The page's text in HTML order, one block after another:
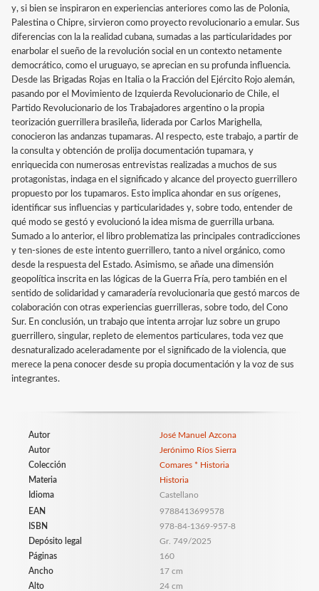
y, si bien se inspiraron en experiencias anteriores como las de Polonia,
Palestina o Chipre, sirvieron como proyecto revolucionario a emular. Sus
diferencias con la la realidad cubana, sumadas a las particularidades por
enarbolar el sueño de la revolución social en un contexto netamente
democrático, como el uruguayo, se aprecian en su profunda influencia.
Desde las Brigadas Rojas en Italia o la Fracción del Ejército Rojo alemán,
pasando por el Movimiento de Izquierda Revolucionario de Chile, el
Partido Revolucionario de los Trabajadores argentino o la propia
teorización guerrillera brasileña, liderada por Carlos Marighella,
conocieron las andanzas tupamaras. Al respecto, este trabajo, a partir de
la consulta y obtención de prolija documentación tupamara, y
enriquecida con numerosas entrevistas realizadas a muchos de sus
protagonistas, indaga en el significado y alcance del proyecto guerrillero
propuesto por los tupamaros. Esto implica ahondar en sus orígenes,
identificar sus influencias y particularidades y, sobre todo, entender de
qué modo se gestó y evolucionó la idea misma de guerrilla urbana.
Sumado a lo anterior, el libro problematiza las principales contradicciones
y ten-siones de este intento guerrillero, tanto a nivel orgánico, como
desde la respuesta del Estado. Asimismo, se añade una dimensión
geopolítica inscrita en las lógicas de la Guerra Fría, pero también en el
sentido de solidaridad y camaradería revolucionaria que gestó marcos de
colaboración con otras experiencias guerrilleras, sobre todo, del Cono
Sur. En conclusión, un trabajo que intenta arrojar luz sobre un grupo
guerrillero, singular, repleto de elementos particulares, toda vez que
desnaturalizado aceleradamente por el significado de la violencia, que
merece la pena conocer desde su propia documentación y la voz de sus
integrantes.
Autor
José Manuel Azcona
Autor
Jerónimo Ríos Sierra
Colección
Comares * Historia
Materia
Historia
Idioma
Castellano
EAN
9788413699578
ISBN
978-84-1369-957-8
Depósito legal
Gr. 749/2025
Páginas
160
Ancho
17 cm
Alto
24 cm